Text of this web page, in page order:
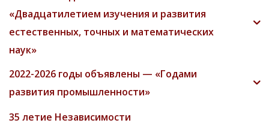
«Двадцатилетием изучения и развития
естественных, точных и математических
наук»
2022-2026 годы объявлены — «Годами
развития промышленности»
35 летие Независимости